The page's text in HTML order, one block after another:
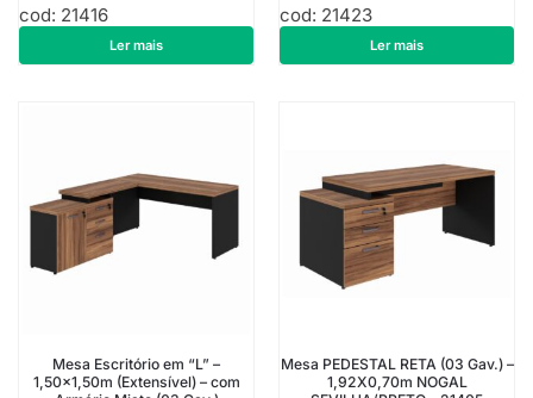
cod: 21416
1.149,75
Ler mais
cod: 21423
1.170,75
Ler mais
Mesa Escritório em “L” –
1,50×1,50m (Extensível) – com
Mesa PEDESTAL RETA (03 Gav.) –
1,92X0,70m NOGAL